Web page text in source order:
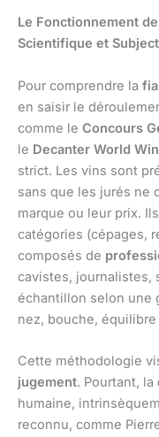
Le Fonctionnement
Scientifique et
Pour comprendre la
en saisir le
comme le Concours
le Decanter World
strict. Les vins sont
sans que les jurés ne
marque ou leur prix.
catégories (cépages,
composés de
cavistes, journalistes,
échantillon selon une
nez, bouche,
Cette méthodologie
jugement. Pourtant, la
humaine,
reconnu, comme